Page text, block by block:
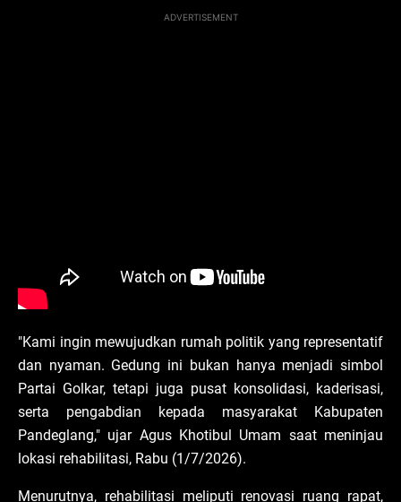
ADVERTISEMENT
"Kami ingin mewujudkan rumah politik yang representatif
dan nyaman. Gedung ini bukan hanya menjadi simbol
Partai Golkar, tetapi juga pusat konsolidasi, kaderisasi,
serta pengabdian kepada masyarakat Kabupaten
Pandeglang," ujar Agus Khotibul Umam saat meninjau
lokasi rehabilitasi, Rabu (1/7/2026).
Menurutnya, rehabilitasi meliputi renovasi ruang rapat,